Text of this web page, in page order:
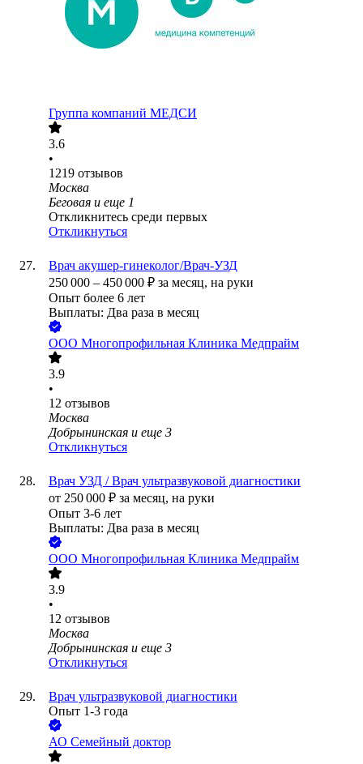
Группа компаний МЕДСИ
3.6
•
1219 отзывов
Москва
Беговая и еще 1
Откликнитесь среди первых
Откликнуться
Врач акушер-гинеколог/Врач-УЗД
250 000 – 450 000 ₽ за месяц, на руки
Опыт более 6 лет
Выплаты: Два раза в месяц
ООО Многопрофильная Клиника Медпрайм
3.9
•
12 отзывов
Москва
Добрынинская и еще 3
Откликнуться
Врач УЗД / Врач ультразвуковой диагностики
от 250 000 ₽ за месяц, на руки
Опыт 3-6 лет
Выплаты: Два раза в месяц
ООО Многопрофильная Клиника Медпрайм
3.9
•
12 отзывов
Москва
Добрынинская и еще 3
Откликнуться
Врач ультразвуковой диагностики
Опыт 1-3 года
АО Семейный доктор